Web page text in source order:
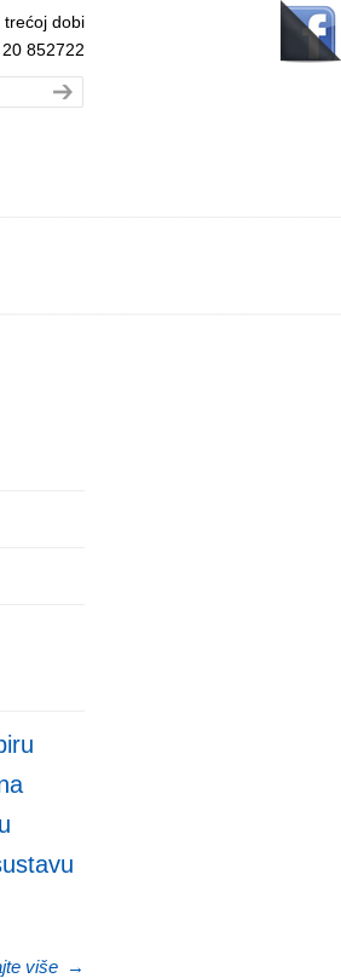
trećoj dobi
852722
više →